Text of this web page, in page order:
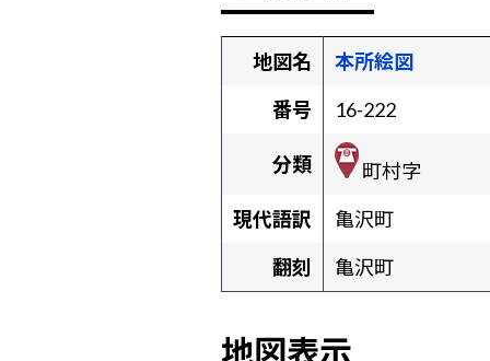
地図名
本所絵図
番号
16-222
分類
町村字
現代語訳
亀沢町
翻刻
亀沢町
地図表示